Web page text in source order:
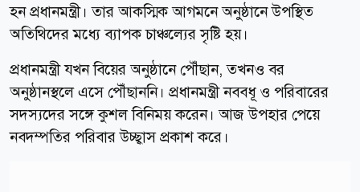
হন প্রধানমন্ত্রী। তার আকস্মিক আগমনে অনুষ্ঠানে উপস্থিত
অতিথিদের মধ্যে ব্যাপক চাঞ্চল্যের সৃষ্টি হয়।
প্রধানমন্ত্রী যখন বিয়ের অনুষ্ঠানে পৌঁছান, তখনও বর
অনুষ্ঠানস্থলে এসে পৌঁছাননি। প্রধানমন্ত্রী নববধূ ও পরিবারের
সদস্যদের সঙ্গে কুশল বিনিময় করেন। আজ উপহার পেয়ে
নবদম্পতির পরিবার উচ্ছ্বাস প্রকাশ করে।